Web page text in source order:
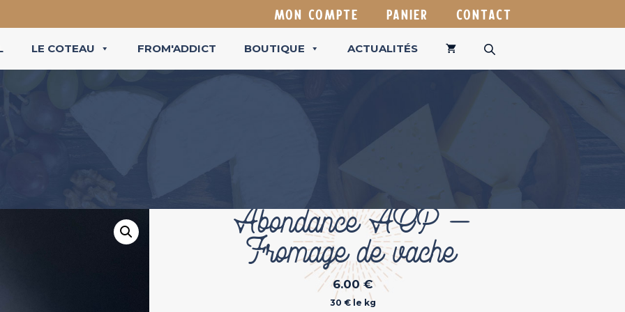
MON COMPTE PANIER CONTACT
LE COTEAU FROM'ADDICT BOUTIQUE ACTUALITÉS
Abondance AOP –
Fromage de vache
6.00€
30 € le kg